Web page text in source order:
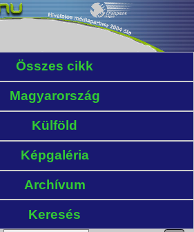
Összes cikk
Magyarország
Külföld
Képgaléria
Archívum
Keresés